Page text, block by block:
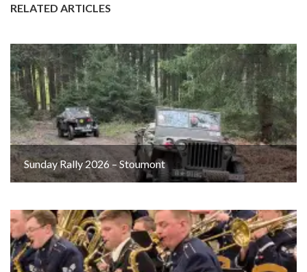
RELATED ARTICLES
Sunday Rally 2026 – Stoumont